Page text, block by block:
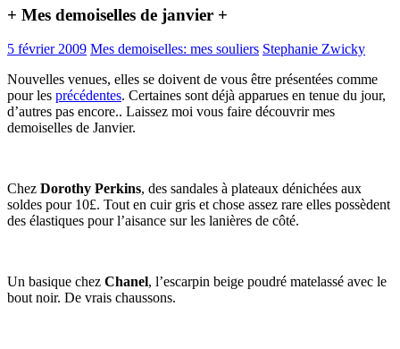
+ Mes demoiselles de janvier +
5 février 2009 Mes demoiselles: mes souliers Stephanie Zwicky
Nouvelles venues, elles se doivent de vous être présentées comme
pour les précédentes. Certaines sont déjà apparues en tenue du jour,
d’autres pas encore.. Laissez moi vous faire découvrir mes
demoiselles de Janvier.
Chez Dorothy Perkins, des sandales à plateaux dénichées aux
soldes pour 10£. Tout en cuir gris et chose assez rare elles possèdent
des élastiques pour l’aisance sur les lanières de côté.
Un basique chez Chanel, l’escarpin beige poudré matelassé avec le
bout noir. De vrais chaussons.